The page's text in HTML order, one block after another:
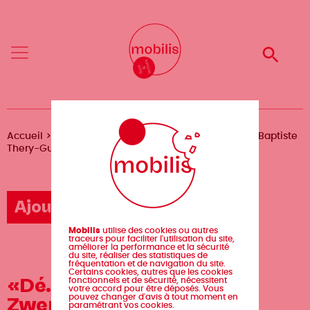
Menu
principal
Menu
Fil
Accueil
«Dé.genrer» avec Etaïnn Zwer & Baptiste
Thery-Guilbert
Ajouter un événement
«Dé.genrer» avec Etaïnn
Zwer & Baptiste Thery-
Mobilis utilise des cookies ou autres
traceurs pour faciliter l'utilisation du site,
améliorer la performance et la sécurité
du site, réaliser des statistiques de
fréquentation et de navigation du site.
Certains cookies, autres que les cookies
fonctionnels et de sécurité, nécessitent
votre accord pour être déposés. Vous
pouvez changer d'avis à tout moment en
paramétrant vos cookies.